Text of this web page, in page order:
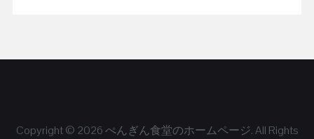
Copyright © 2026ぺんぎん食堂のホームページ. All Rights